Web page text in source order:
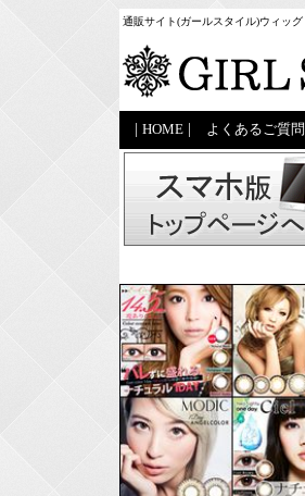
通販サイト(ガールスタイル)ウィッ
HOME よくあるご質問